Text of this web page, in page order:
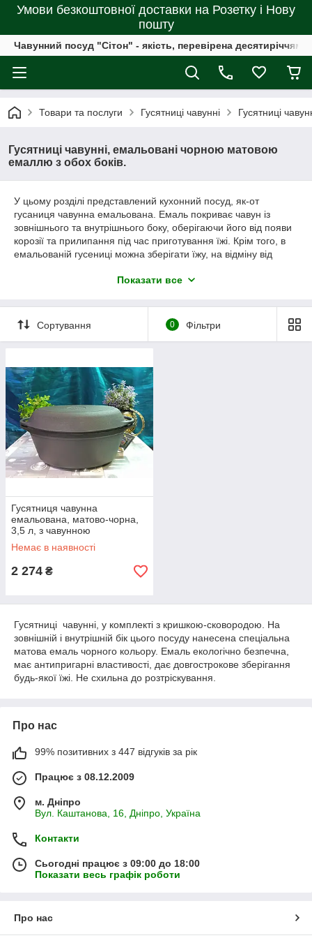
Умови безкоштовної доставки на Розетку і Нову
пошту
Чавунний посуд "Сітон" - якість, перевірена десятиріччями
Товари та послуги Гусятниці чавунні Гусятниці
Гусятниці чавунні, емальовані чорною матовою
емаллю з обох боків.
У цьому розділі представлений кухонний посуд, як-от
гусаниця чавунна емальована. Емаль покриває чавун із
зовнішнього та внутрішнього боку, оберігаючи його від появи
корозії та прилипання під час приготування їжі. Крім того, в
емальованій гусениці можна зберігати їжу, на відміну від
Чудово себе відчуває емальована гусниця і в духовці, адже
Гусятниця з кришкою сковородою дає змогу готувати дві
страви одночасно без використання іншого посуду.
найнижчі по всій Україні.
Шановні покупці! Переконливо просимо Вас, під час
отримання Вашого замовлення у відділенні
транспортної компанії, уважно оглядати отриманий
посуд - ЯКУ ЄДИНІЦУ З ОБЕХ СТОРОН, перевіряти її
комплектацію та зовнішній вигляд, не залишаючи
відділення пошти або, під час адресної доставки, — не
відпускаючи кур'єра!
Показати все
Сортування 0 Фільтри
Гусятниця чавунна
емальована, матово-чорна,
3,5 л, з чавунною
НЕЕМАЛЬОВАНОЮ
кришкою-сковородою.
Немає в наявності
2 274 ₴
Гусятниці чавунні, у комплекті з кришкою-сковородою. На
зовнішній і внутрішній бік цього посуду нанесена спеціальна
матова емаль чорного кольору. Емаль екологічно безпечна,
має антипригарні властивості, дає довгострокове зберігання
будь-якої їжі. Не схильна до розтріскування.
Про нас
99% позитивних з 447 відгуків за рік
Працює з 08.12.2009
м. Дніпро
Вул. Каштанова, 16, Дніпро, Україна
Контакти
Сьогодні працює з 09:00 до 18:00
Показати весь графік роботи
Про нас